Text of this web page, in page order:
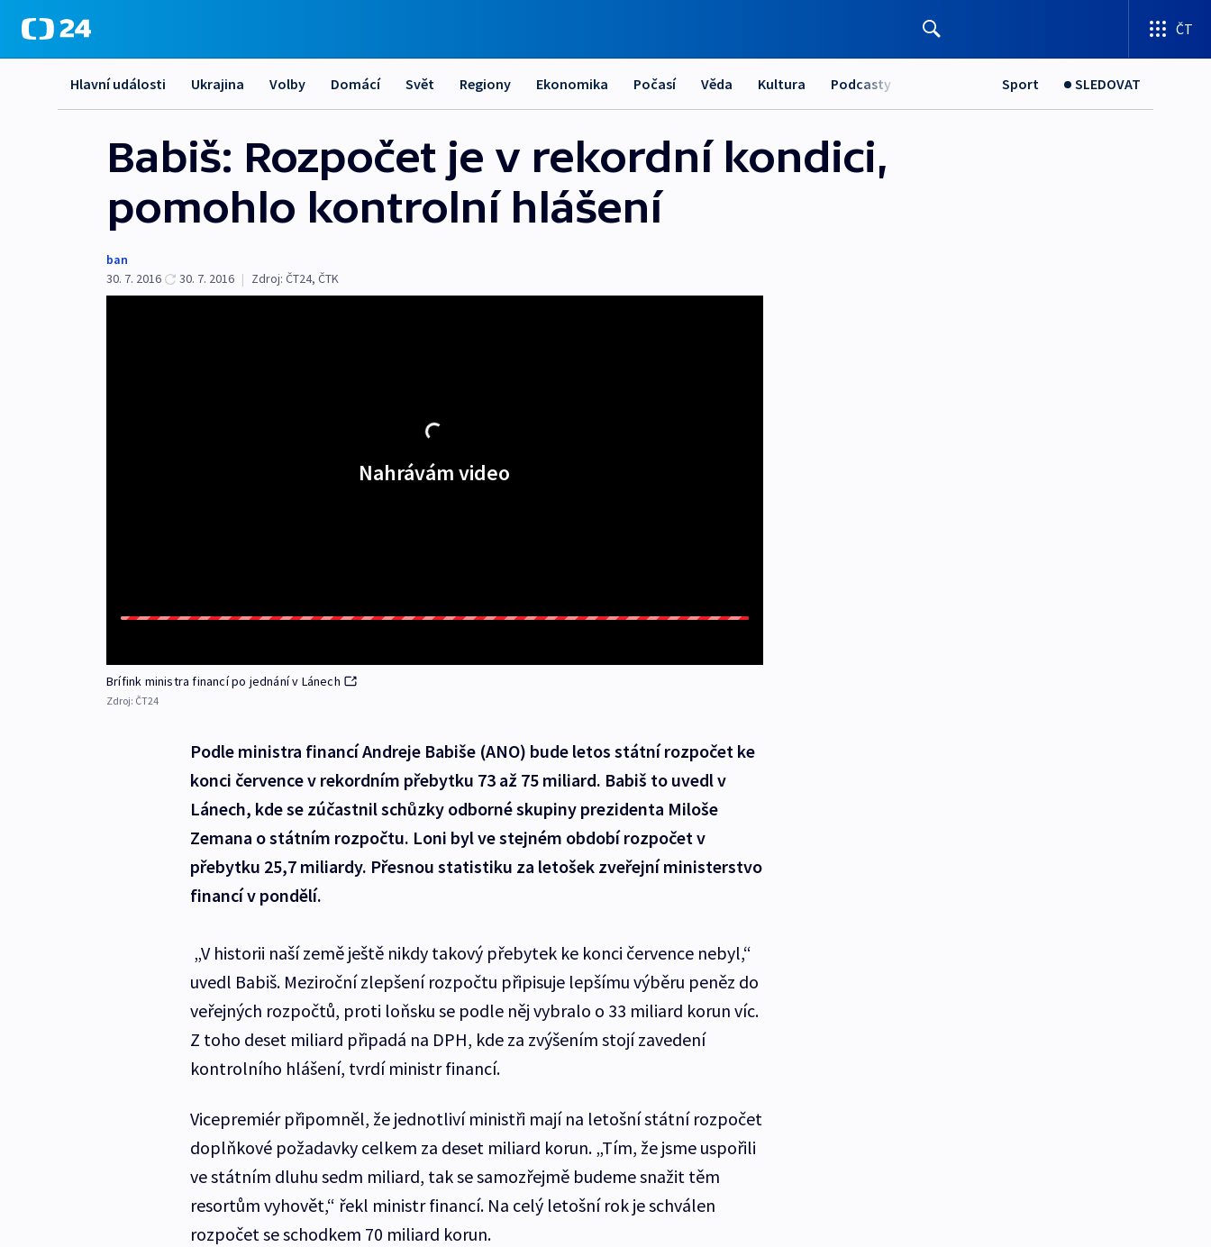
ČT
Hlavní události Ukrajina Volby Domácí Svět Regiony Ekonomika Počasí Věda Kultura Podcasty Sport SLEDOVAT
Babiš: Rozpočet je v rekordní kondici,
pomohlo kontrolní hlášení
ban
30. 7. 2016
30. 7. 2016 | Zdroj: ČT24, ČTK
Nahrávám video
Brífink ministra financí po jednání v Lánech
Zdroj: ČT24
Podle ministra financí Andreje Babiše (ANO) bude letos státní rozpočet ke
konci července v rekordním přebytku 73 až 75 miliard. Babiš to uvedl v
Lánech, kde se zúčastnil schůzky odborné skupiny prezidenta Miloše
Zemana o státním rozpočtu. Loni byl ve stejném období rozpočet v
přebytku 25,7 miliardy. Přesnou statistiku za letošek zveřejní ministerstvo
financí v pondělí.
„V historii naší země ještě nikdy takový přebytek ke konci července nebyl,“
uvedl Babiš. Meziroční zlepšení rozpočtu připisuje lepšímu výběru peněz do
veřejných rozpočtů, proti loňsku se podle něj vybralo o 33 miliard korun víc.
Z toho deset miliard připadá na DPH, kde za zvýšením stojí zavedení
kontrolního hlášení, tvrdí ministr financí.
Vicepremiér připomněl, že jednotliví ministři mají na letošní státní rozpočet
doplňkové požadavky celkem za deset miliard korun. „Tím, že jsme uspořili
ve státním dluhu sedm miliard, tak se samozřejmě budeme snažit těm
resortům vyhovět,“ řekl ministr financí. Na celý letošní rok je schválen
rozpočet se schodkem 70 miliard korun.